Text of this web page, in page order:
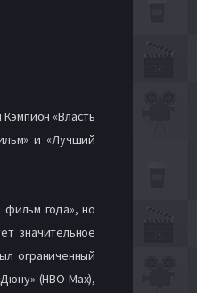
«Власть
и «Лучший
года», но
значительное
ограниченный
(HBO Max),